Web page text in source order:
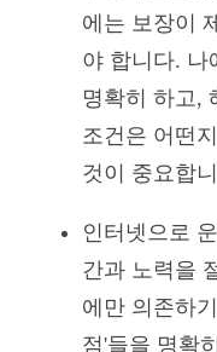
에는 보장이
야 합니다. 나
명확히 하고,
조건은 어떤
것이 중요합
인터넷으로
간과 노력을
에만 의존하
점'들을 명확